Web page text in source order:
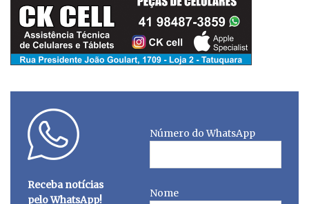
Receba notícias
pelo WhatsApp!
Número do WhatsApp
Nome